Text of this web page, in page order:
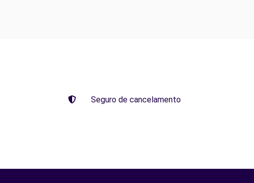
Seguro de cancelamento